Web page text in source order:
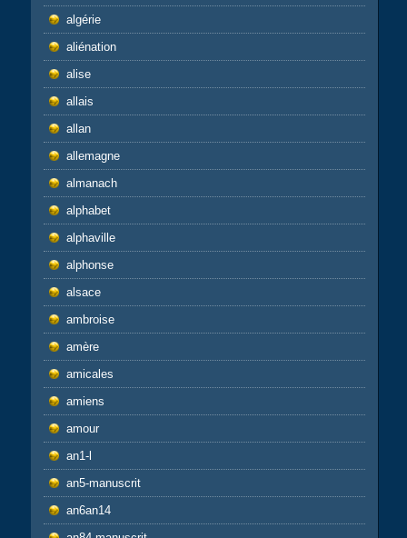
algérie
aliénation
alise
allais
allan
allemagne
almanach
alphabet
alphaville
alphonse
alsace
ambroise
amère
amicales
amiens
amour
an1-l
an5-manuscrit
an6an14